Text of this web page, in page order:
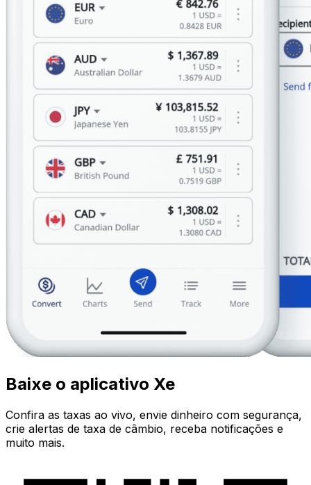
Baixe o aplicativo Xe
Confira as taxas ao vivo, envie dinheiro com segurança,
crie alertas de taxa de câmbio, receba notificações e
muito mais.